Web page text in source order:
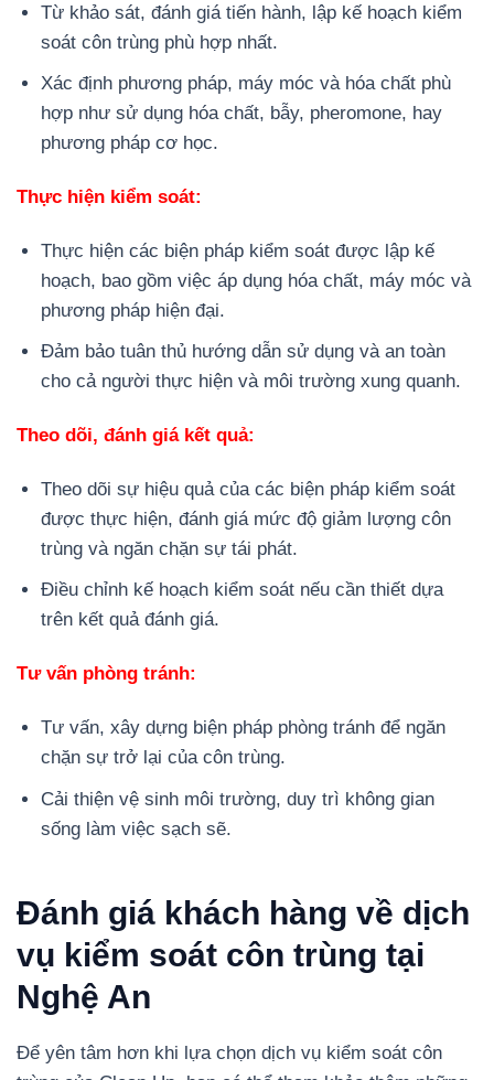
Từ khảo sát, đánh giá tiến hành, lập kế hoạch kiểm
soát côn trùng phù hợp nhất.
Xác định phương pháp, máy móc và hóa chất phù
hợp như sử dụng hóa chất, bẫy, pheromone, hay
phương pháp cơ học.
Thực hiện kiểm soát:
Thực hiện các biện pháp kiểm soát được lập kế
hoạch, bao gồm việc áp dụng hóa chất, máy móc và
phương pháp hiện đại.
Đảm bảo tuân thủ hướng dẫn sử dụng và an toàn
cho cả người thực hiện và môi trường xung quanh.
Theo dõi, đánh giá kết quả:
Theo dõi sự hiệu quả của các biện pháp kiểm soát
được thực hiện, đánh giá mức độ giảm lượng côn
trùng và ngăn chặn sự tái phát.
Điều chỉnh kế hoạch kiểm soát nếu cần thiết dựa
trên kết quả đánh giá.
Tư vấn phòng tránh:
Tư vấn, xây dựng biện pháp phòng tránh để ngăn
chặn sự trở lại của côn trùng.
Cải thiện vệ sinh môi trường, duy trì không gian
sống làm việc sạch sẽ.
Đánh giá khách hàng về dịch
vụ kiểm soát côn trùng tại
Nghệ An
Để yên tâm hơn khi lựa chọn dịch vụ kiểm soát côn